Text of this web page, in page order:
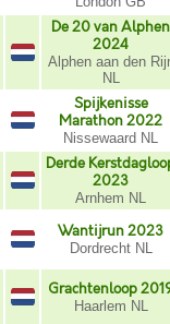
De 20 van Alphen
2024
Alphen aan den
NL
Spijkenisse
Marathon 2022
Nissewaard NL
Derde
2023
Arnhem NL
Wantijrun 2023
Dordrecht NL
Grachtenloop
Haarlem NL